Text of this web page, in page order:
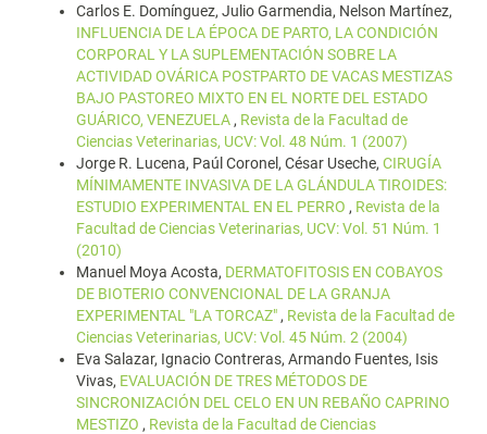
Carlos E. Domínguez, Julio Garmendia, Nelson Martínez,
INFLUENCIA DE LA ÉPOCA DE PARTO, LA CONDICIÓN
CORPORAL Y LA SUPLEMENTACIÓN SOBRE LA
ACTIVIDAD OVÁRICA POSTPARTO DE VACAS MESTIZAS
BAJO PASTOREO MIXTO EN EL NORTE DEL ESTADO
GUÁRICO, VENEZUELA , Revista de la Facultad de
Ciencias Veterinarias, UCV: Vol. 48 Núm. 1 (2007)
Jorge R. Lucena, Paúl Coronel, César Useche, CIRUGÍA
MÍNIMAMENTE INVASIVA DE LA GLÁNDULA TIROIDES:
ESTUDIO EXPERIMENTAL EN EL PERRO , Revista de la
Facultad de Ciencias Veterinarias, UCV: Vol. 51 Núm. 1
(2010)
Manuel Moya Acosta, DERMATOFITOSIS EN COBAYOS
DE BIOTERIO CONVENCIONAL DE LA GRANJA
EXPERIMENTAL "LA TORCAZ" , Revista de la Facultad de
Ciencias Veterinarias, UCV: Vol. 45 Núm. 2 (2004)
Eva Salazar, Ignacio Contreras, Armando Fuentes, Isis
Vivas, EVALUACIÓN DE TRES MÉTODOS DE
SINCRONIZACIÓN DEL CELO EN UN REBAÑO CAPRINO
MESTIZO , Revista de la Facultad de Ciencias